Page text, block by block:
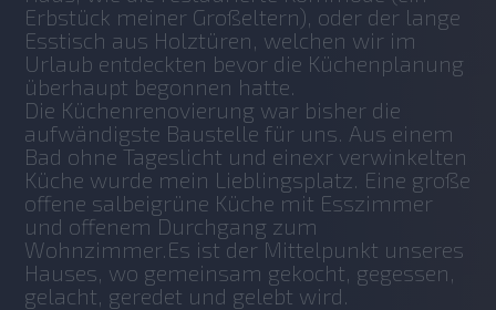
Erbstück meiner Großeltern), oder der lange
Esstisch aus Holztüren, welchen wir im
Urlaub entdeckten bevor die Küchenplanung
überhaupt begonnen hatte.
Die Küchenrenovierung war bisher die
aufwändigste Baustelle für uns. Aus einem
Bad ohne Tageslicht und einexr verwinkelten
Küche wurde mein Lieblingsplatz. Eine große
offene salbeigrüne Küche mit Esszimmer
und offenem Durchgang zum
Wohnzimmer.Es ist der Mittelpunkt unseres
Hauses, wo gemeinsam gekocht, gegessen,
gelacht, geredet und gelebt wird.